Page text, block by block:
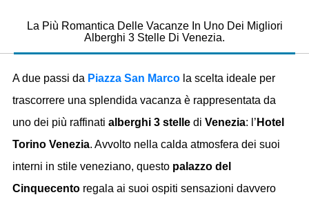
La Più Romantica Delle Vacanze In Uno Dei Migliori
Alberghi 3 Stelle Di Venezia.
A due passi da Piazza San Marcola scelta ideale per
trascorrere una splendida vacanza è rappresentata da
uno dei più raffinati alberghi 3 stelledi Venezia: l’ Hotel
Torino Venezia. Avvolto nella calda atmosfera dei suoi
interni in stile veneziano, questo palazzo del
Cinquecentoregala ai suoi ospiti sensazioni davvero